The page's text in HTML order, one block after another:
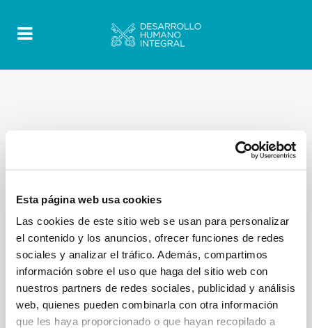
Esta página web usa cookies
Las cookies de este sitio web se usan para personalizar
el contenido y los anuncios, ofrecer funciones de redes
sociales y analizar el tráfico. Además, compartimos
información sobre el uso que haga del sitio web con
nuestros partners de redes sociales, publicidad y análisis
web, quienes pueden combinarla con otra información
que les haya proporcionado o que hayan recopilado a